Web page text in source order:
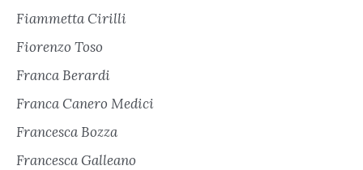
Fiammetta Cirilli
Fiorenzo Toso
Franca Berardi
Franca Canero Medici
Francesca Bozza
Francesca Galleano